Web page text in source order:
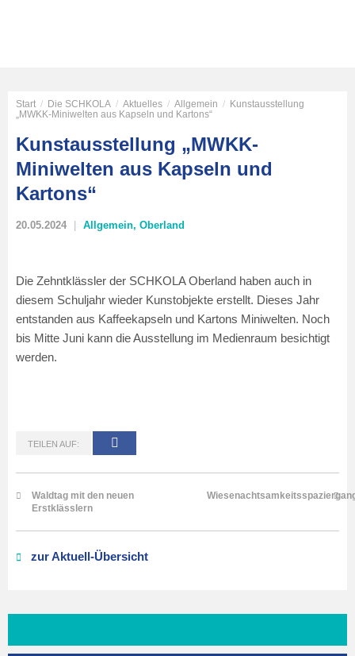
Start / Die SCHKOLA / Aktuelles / Allgemein / Kunstausstellung
„MWKK-Miniwelten aus Kapseln und Kartons“
Kunstausstellung „MWKK-
Miniwelten aus Kapseln und
Kartons“
20.05.2024 Allgemein, Oberland
Die Zehntklässler der SCHKOLA Oberland haben auch in
diesem Schuljahr wieder Kunstobjekte erstellt. Dieses Jahr
entstanden aus Kaffeekapseln und Kartons Miniwelten. Noch
bis Mitte Juni kann die Ausstellung im Medienraum besichtigt
werden.
TEILEN AUF:
Waldtag mit den neuen
Erstklässlern
zur Aktuell-Übersicht